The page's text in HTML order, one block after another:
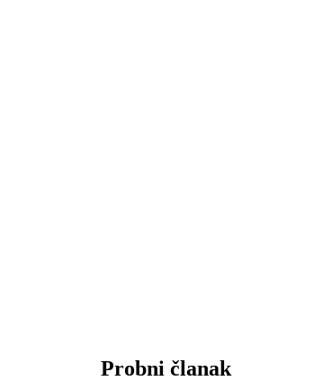
Probni članak